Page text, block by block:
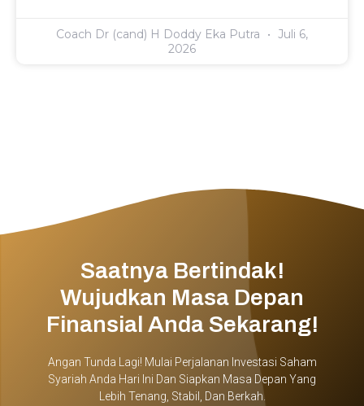
Coach Dr (cand) H Doddy Eka Putra
Juli 6,
2026
Saatnya Bertindak!
Wujudkan Masa Depan
Finansial Anda Sekarang!
Angan Tunda Lagi! Mulai Perjalanan Investasi Saham
Syariah Anda Hari Ini Dan Siapkan Masa Depan Yang
Lebih Tenang, Stabil, Dan Berkah.